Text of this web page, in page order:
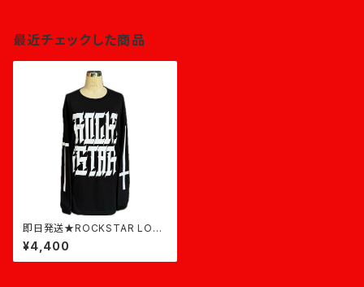
最近チェックした商品
即日発送★ROCKSTAR LON
G(クロス)★黒×白
¥4,400